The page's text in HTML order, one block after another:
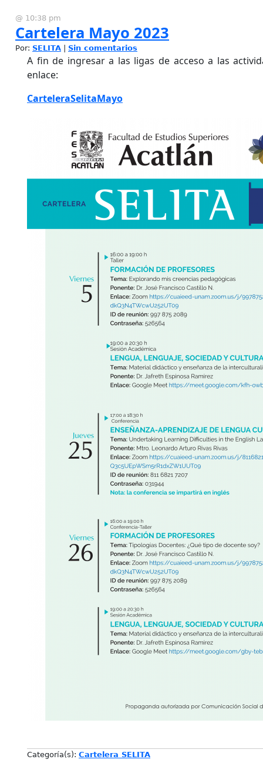
@ 10:38 pm
Cartelera Mayo 2023
Por: SELITA Sin comentarios
A fin de ingresar a las ligas de acceso a las
enlace:
CarteleraSelitaMayo
Categoría(s): Cartelera SELITA